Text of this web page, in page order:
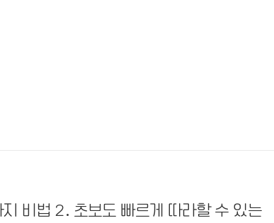
비법 2. 초보도 빠르게 따라할 수 있는